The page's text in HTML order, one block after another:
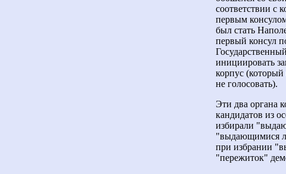
соответствии с
первым
был стать
первый консул
инициировать
корпус
не голосовать).
Эти два органа
кандидатов из
избирали
"выдающимися
при избрании
"пережиток"